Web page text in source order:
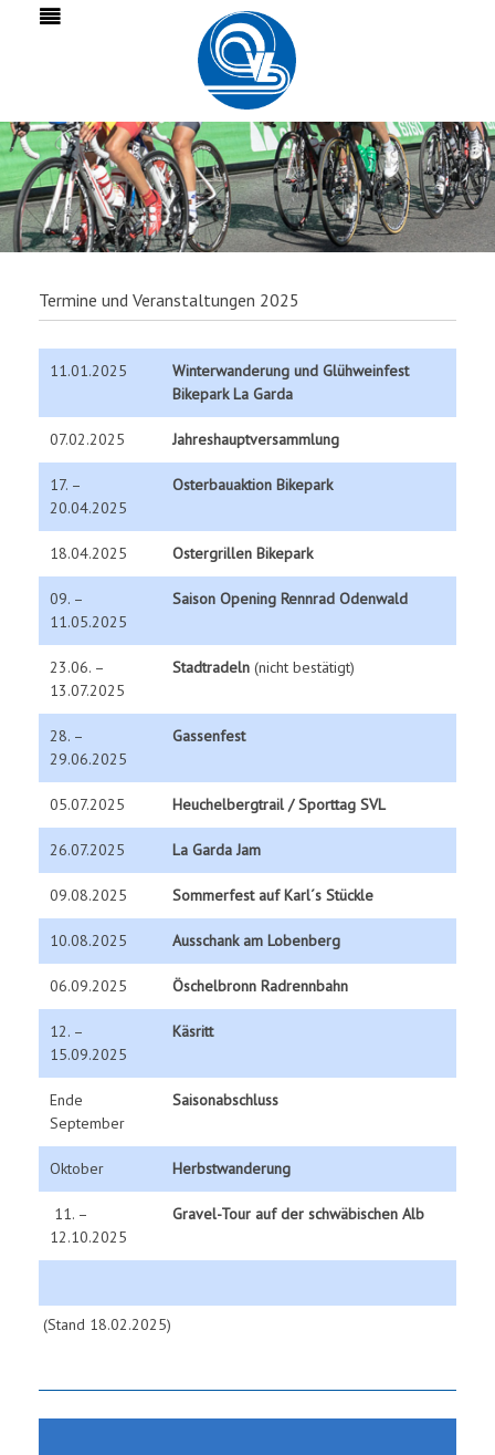
Termine und Veranstaltungen 2025
11.01.2025
Winterwanderung und Glühweinfest
Bikepark La Garda
07.02.2025 Jahreshauptversammlung
17. –
20.04.2025
Osterbauaktion Bikepark
18.04.2025 Ostergrillen Bikepark
09. –
11.05.2025
Saison Opening Rennrad Odenwald
23.06. –
13.07.2025
Stadtradeln (nicht bestätigt)
28. –
29.06.2025
Gassenfest
05.07.2025 Heuchelbergtrail / Sporttag SVL
26.07.2025 La Garda Jam
09.08.2025 Sommerfest auf Karl´s Stückle
10.08.2025 Ausschank am Lobenberg
06.09.2025 Öschelbronn Radrennbahn
12. –
15.09.2025
Käsritt
Ende
September
Saisonabschluss
Oktober Herbstwanderung
11. –
12.10.2025
Gravel-Tour auf der schwäbischen Alb
(Stand 18.02.2025)